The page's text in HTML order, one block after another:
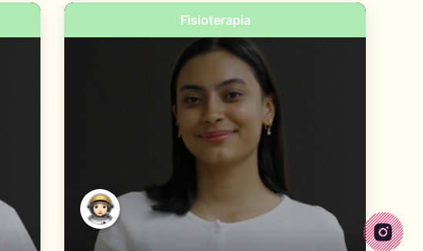
Fisioterapia